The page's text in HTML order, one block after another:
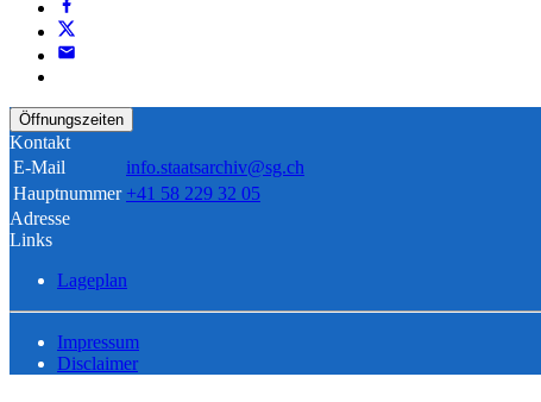
Öffnungszeiten
Kontakt
E-Mail
info.staatsarchiv@sg.ch
Hauptnummer +41 58 229 32 05
Adresse
Links
Lageplan
Impressum
Disclaimer